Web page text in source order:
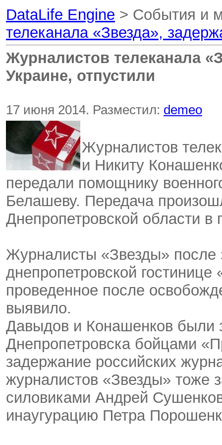
DataLife Engine > События и
телеканала «Звезда»,
Журналистов телеканала
Украине, отпустили
17 июня 2014. Разместил: demeo
Журналистов
и Никиту
передали помощнику
Белашеву. Передача
Днепропетровской области в
Журналисты «Звезды» после
днепропетровской
проведенное после
выявило.
Давыдов и Конашенков были
Днепропетровска бойцами
задержание российских
журналистов «Звезды» тоже
силовиками Андрей
инаугурацию Петра